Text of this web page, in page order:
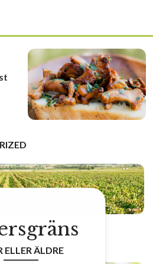
Frankrike
vintermörkret
ELLER ÄLDRE